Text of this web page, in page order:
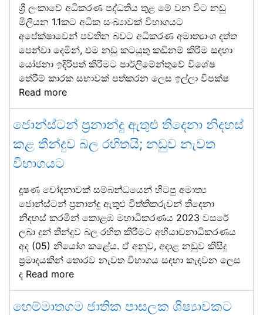
ශ්‍රී ලංකාවේ අධිකරණ පද්ධතිය තුළ මේ වන විට නඩු
මිලියන 1.1කට අධික සංඛ්‍යාවක් විභාගයට
අපේක්ෂාවෙන් පවතින බවට අධිකරණ අමාත්‍යාංශ දත්ත
පෙන්වා දෙමින්, එම නඩු කටයුතු කඩිනම් කිරීම සඳහා
යෝජනා ඉදිරිපත් කිරීමට පාර්ලිමේන්තුවේ විශේෂ
තේරීම් කාරක සභාවක් පත්කරන ලෙස ඉල්ලා විපක්ෂ
Read more
ජොන්ස්ටන් ප්‍රනාන්දු ඇතුළු තිදෙනා නිදහස්
කළ තීන්දුව බල රහිතයි; නඩුව නැවත
විභාගයට
දූෂණ චෝදනාවක් සම්බන්ධයෙන් හිටපු අමාත්‍ය
ජොන්ස්ටන් ප්‍රනාන්දු ඇතුළු විත්තිකරුවන් තිදෙනා
නිදහස් කරමින් කොළඹ මහාධිකරණය 2023 වසරේ
ලබා දුන් තීන්දුව බල රහිත කිරීමට අභියාචනාධිකරණය
අද (05) නියෝග කළේය. ඒ අනුව, අදාළ නඩුව කිසිදු
ප්‍රමාදයකින් තොරව නැවත විභාගය සඳහා කැඳවන ලෙස
ද Read more
හෙම්මාතගම ජාතික පාසලක ශිෂ්‍යාවකට